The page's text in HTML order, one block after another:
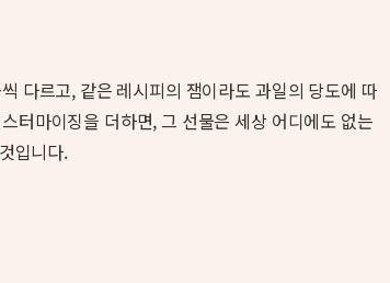
다르고, 같은 레시피의 잼이라도 과일의 당도에 따
터마이징을 더하면, 그 선물은 세상 어디에도 없는
입니다.